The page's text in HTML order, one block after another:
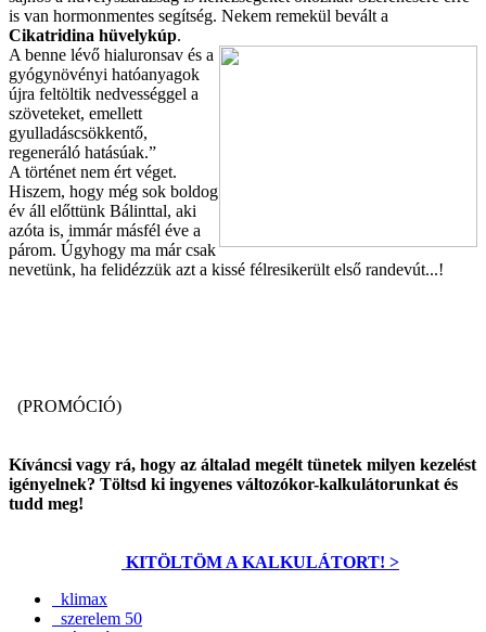
is van hormonmentes segítség. Nekem remekül bevált a
Cikatridina hüvelykúp.
A benne lévő hialuronsav és a
gyógynövényi hatóanyagok
újra feltöltik nedvességgel a
szöveteket, emellett
gyulladáscsökkentő,
regeneráló hatásúak.”
A történet nem ért véget.
Hiszem, hogy még sok boldog
év áll előttünk Bálinttal, aki
azóta is, immár másfél éve a
párom. Úgyhogy ma már csak
nevetünk, ha felidézzük azt a kissé félresikerült első randevút...!
(PROMÓCIÓ)
Kíváncsi vagy rá, hogy az általad megélt tünetek milyen kezelést
igényelnek? Töltsd ki ingyenes változókor-kalkulátorunkat és
tudd meg!
KITÖLTÖM A KALKULÁTORT! >
klimax
szerelem 50